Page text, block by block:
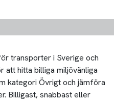
transporter i Sverige och
att hitta billiga miljövänliga
kategori Övrigt och jämföra
Billigast, snabbast eller